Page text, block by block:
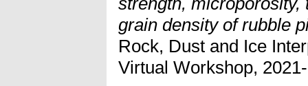
grain density of rubble
Rock, Dust and Ice
Virtual Workshop,